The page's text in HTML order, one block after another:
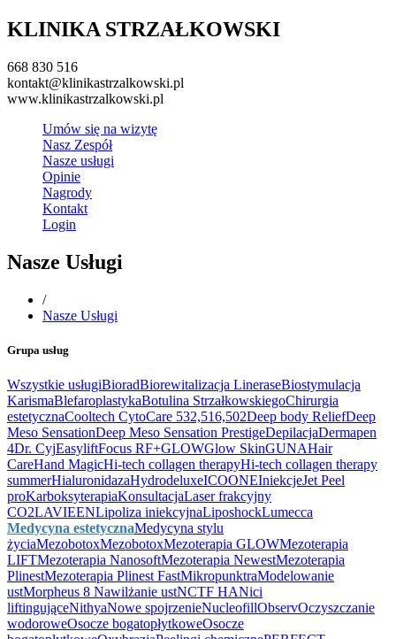
KLINIKA STRZAŁKOWSKI
668 830 516
kontakt@klinikastrzalkowski.pl
www.klinikastrzalkowski.pl
Umów się na wizytę
Nasz Zespół
Nasze usługi
Opinie
Nagrody
Kontakt
Login
Nasze Usługi
/
Nasze Usługi
Grupa usług
Wszystkie usługiBioradBiorewitalizacja LineraseBiostymulacja
KarismaBlefaroplastykaBotulina StrzałkowskiegoChirurgia
estetycznaCooltech CytoCare 532,516,502Deep body ReliefDeep
Meso SensationDeep Meso Sensation PrestigeDepilacjaDermapen
4Dr. CyjEasyliftFocus RF+GLOWGlow SkinGUNAHair
CareHand MagicHi-tech collagen therapyHi-tech collagen therapy
summerHialuronidazaHydrodeluxeICOONEIniekcjeJet Peel
proKarboksyterapiaKonsultacjaLaser frakcyjny
CO2LAVIEENLipoliza iniekcyjnaLiposhockLumecca
Medycyna estetycznaMedycyna stylu
życiaMezobotoxMezobotoxMezoterapia GLOWMezoterapia
LIFTMezoterapia NanosoftMezoterapia NewestMezoterapia
PlinestMezoterapia Plinest FastMikropunktraModelowanie
ustMorpheus 8 Nawilżanie ustNCTF HANici
liftingująceNithyaNowe spojrzenieNucleofillObservOczyszczanie
wodoroweOsocze bogatopłytkoweOsocze